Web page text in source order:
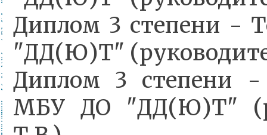
Диплом 3 степени -
"ДД(Ю)Т"
Диплом 3 степени
МБУ ДО "ДД(Ю)Т"